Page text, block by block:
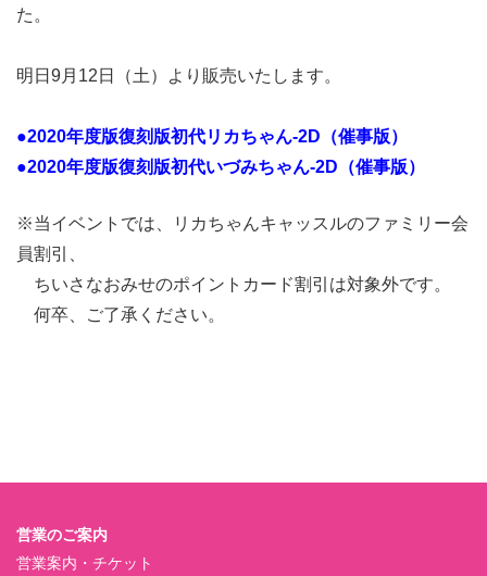
た。
明日9月12日（土）より販売いたします。
●2020年度版復刻版初代リカちゃん-2D（催事版）
●2020年度版復刻版初代いづみちゃん-2D（催事版）
※当イベントでは、リカちゃんキャッスルのファミリー会
員割引、
ちいさなおみせのポイントカード割引は対象外です。
何卒、ご了承ください。
営業のご案内
営業案内・チケット